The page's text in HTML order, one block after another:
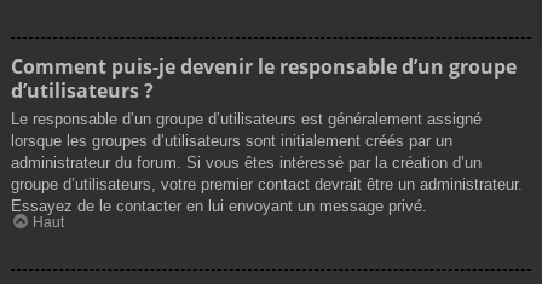
Comment puis-je devenir le responsable d’un groupe
d’utilisateurs ?
Le responsable d’un groupe d’utilisateurs est généralement assigné
lorsque les groupes d’utilisateurs sont initialement créés par un
administrateur du forum. Si vous êtes intéressé par la création d’un
groupe d’utilisateurs, votre premier contact devrait être un administrateur.
Essayez de le contacter en lui envoyant un message privé.
Haut